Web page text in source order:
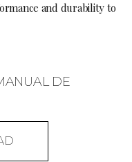
and durability to
DE